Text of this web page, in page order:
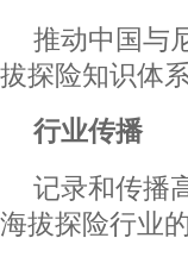
推动中国与
拔探险知识体
行业传播
记录和传播
海拔探险行业